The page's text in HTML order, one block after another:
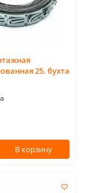
25. бухта
В корзину